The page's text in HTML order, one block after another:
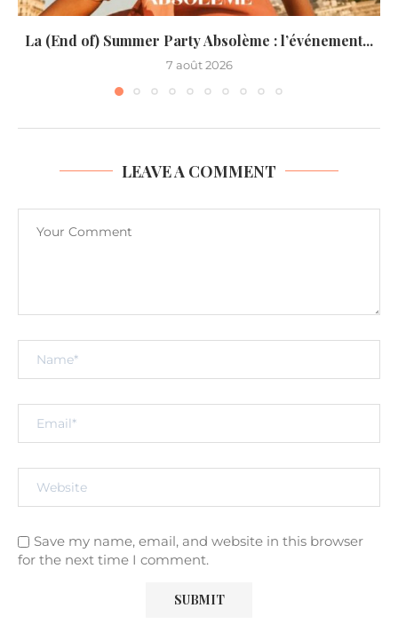
La (End of) Summer Party Absolème : l’événement...
7 août 2026
LEAVE A COMMENT
Save my name, email, and website in this browser
for the next time I comment.